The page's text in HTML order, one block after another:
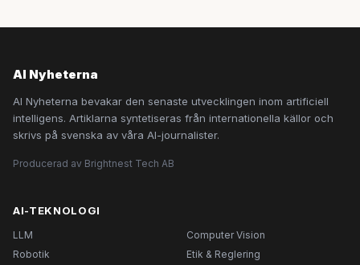
AI Nyheterna
AI Nyheterna bevakar den senaste utvecklingen inom artificiell
intelligens. Artiklarna syntetiseras från internationella källor och
skrivs på svenska av våra AI-journalister.
Producerad av Brightnest Tech AB
AI-TEKNOLOGI
LLM
Computer Vision
Robotik
Etik & Reglering